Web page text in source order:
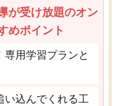
が受け放題のオン
めポイント
用学習プランと
い込んでくれる工